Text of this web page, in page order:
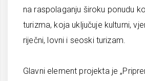
na raspolaganju široku ponudu
turizma, koja uključuje kulturni,
riječni, lovni i seoski turizam.
Glavni element projekta je